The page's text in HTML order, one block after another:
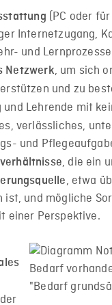
(PC oder
Internetzugang,
und
Netzwerk, um sich
und zu
und Lehrende mit
verlässliches,
und
, die ein
, etwa
ist, und mögliche
einer Perspektive.